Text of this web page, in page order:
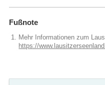
Fußnote
Mehr Informationen zum
https://